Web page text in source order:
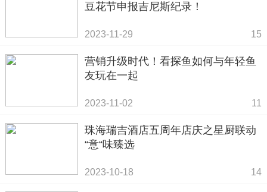
豆花节申报吉尼斯纪录！
2023-11-29 15
营销升级时代！看探鱼如何与年轻鱼
友玩在一起
2023-11-02 11
珠海瑞吉酒店五周年店庆之星厨联动
“意“味臻选
2023-10-18 14